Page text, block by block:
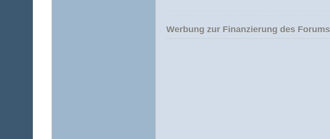
Werbung zur Finanzierung des Forums